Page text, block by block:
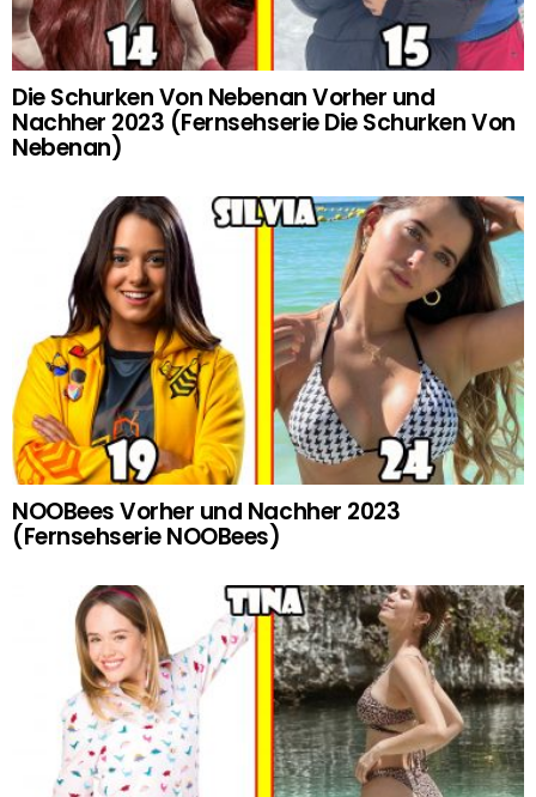
Die Schurken Von Nebenan Vorher und
Nachher 2023 (Fernsehserie Die Schurken Von
Nebenan)
NOOBees Vorher und Nachher 2023
(Fernsehserie NOOBees)